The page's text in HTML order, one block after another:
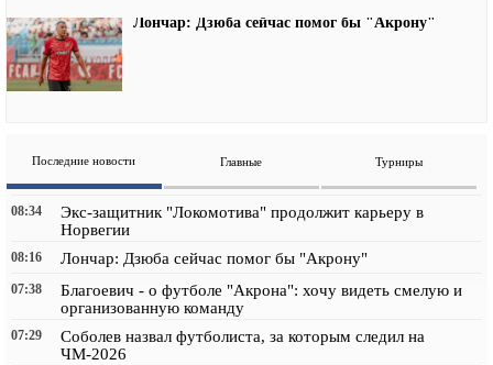
Лончар: Дзюба сейчас помог бы "Акрону"
Последние новости Главные Турниры
08:34
Экс-защитник "Локомотива" продолжит карьеру в
Норвегии
08:16 Лончар: Дзюба сейчас помог бы "Акрону"
07:38
Благоевич - о футболе "Акрона": хочу видеть смелую и
организованную команду
07:29
Соболев назвал футболиста, за которым следил на
ЧМ-2026